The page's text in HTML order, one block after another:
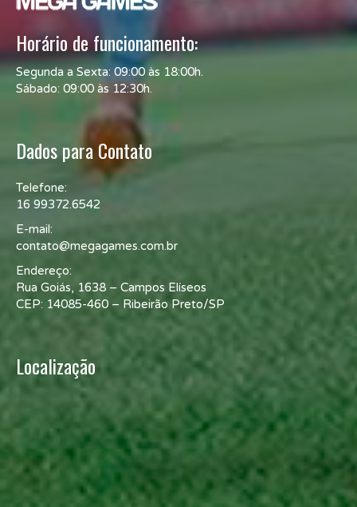
Horário de funcionamento:
Segunda a Sexta: 09:00 às 18:00h.
Sábado: 09:00 às 12:30h.
Dados para Contato
Telefone:
16 99372.6542
E-mail:
contato@megagames.com.br
Endereço:
Rua Goiás, 1638 – Campos Elíseos
CEP: 14085-460 – Ribeirão Preto/SP
Localização